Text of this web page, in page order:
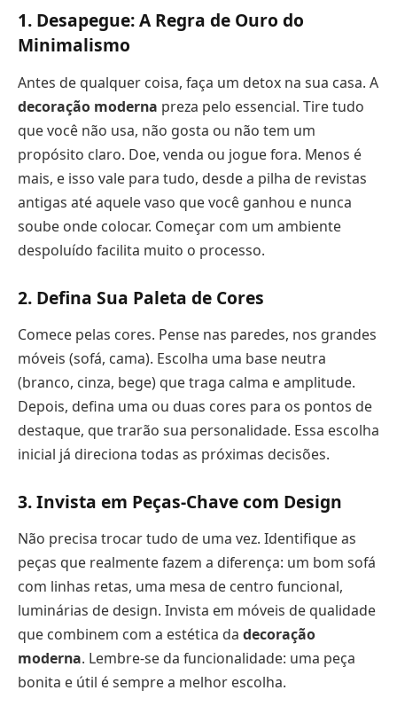
1. Desapegue: A Regra de Ouro do
Minimalismo
Antes de qualquer coisa, faça um detox na sua casa. A
decoração moderna preza pelo essencial. Tire tudo
que você não usa, não gosta ou não tem um
propósito claro. Doe, venda ou jogue fora. Menos é
mais, e isso vale para tudo, desde a pilha de revistas
antigas até aquele vaso que você ganhou e nunca
soube onde colocar. Começar com um ambiente
despoluído facilita muito o processo.
2. Defina Sua Paleta de Cores
Comece pelas cores. Pense nas paredes, nos grandes
móveis (sofá, cama). Escolha uma base neutra
(branco, cinza, bege) que traga calma e amplitude.
Depois, defina uma ou duas cores para os pontos de
destaque, que trarão sua personalidade. Essa escolha
inicial já direciona todas as próximas decisões.
3. Invista em Peças-Chave com Design
Não precisa trocar tudo de uma vez. Identifique as
peças que realmente fazem a diferença: um bom sofá
com linhas retas, uma mesa de centro funcional,
luminárias de design. Invista em móveis de qualidade
que combinem com a estética da decoração
moderna. Lembre-se da funcionalidade: uma peça
bonita e útil é sempre a melhor escolha.